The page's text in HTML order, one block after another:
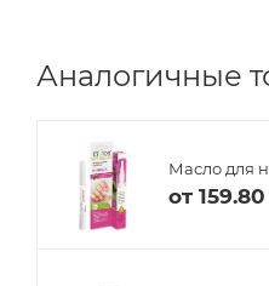
Аналогичные
Масло для
от